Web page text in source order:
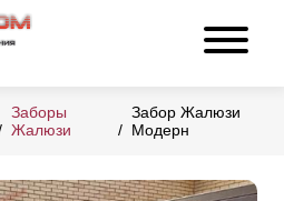
Заборы
Жалюзи
Забор Жалюзи
Модерн